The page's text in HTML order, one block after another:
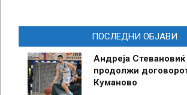
ПОСЛЕДНИ ОБЈАВИ
Андреја Стевановиќ
продолжи
Куманово